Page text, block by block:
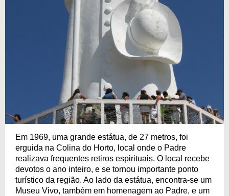
Em 1969, uma grande estátua, de 27 metros, foi
erguida na Colina do Horto, local onde o Padre
realizava frequentes retiros espirituais. O local recebe
devotos o ano inteiro, e se tornou importante ponto
turístico da região. Ao lado da estátua, encontra-se um
Museu Vivo, também em homenagem ao Padre, e um